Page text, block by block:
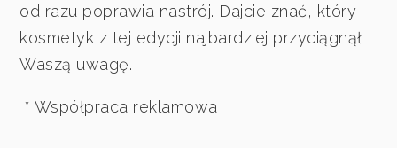
od razu poprawia nastrój. Dajcie znać, który
kosmetyk z tej edycji najbardziej przyciągnął
Waszą uwagę.
* Współpraca reklamowa